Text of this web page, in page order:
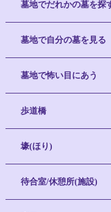
墓地でだれかの墓を探
墓地で自分の墓を見る
墓地で怖い目にあう
歩道橋
壕(ほり)
待合室/休憩所(施設)